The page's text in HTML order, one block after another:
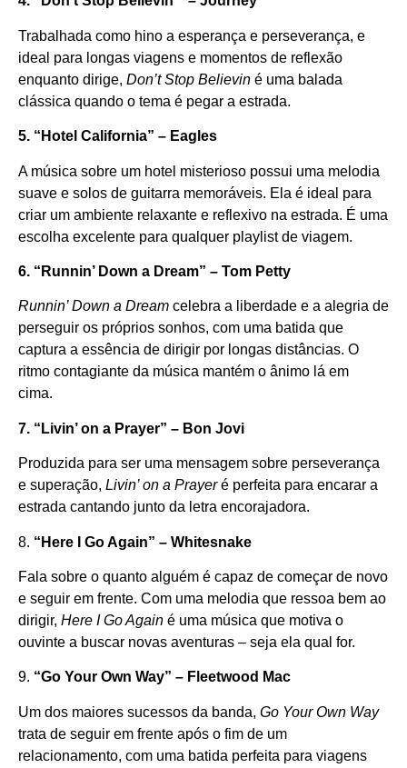
Trabalhada como hino a esperança e perseverança, e
ideal para longas viagens e momentos de reflexão
enquanto dirige, Don’t Stop Believin é uma balada
clássica quando o tema é pegar a estrada.
5. “Hotel California” – Eagles
A música sobre um hotel misterioso possui uma melodia
suave e solos de guitarra memoráveis. Ela é ideal para
criar um ambiente relaxante e reflexivo na estrada. É uma
escolha excelente para qualquer playlist de viagem.
6. “Runnin’ Down a Dream” – Tom Petty
Runnin’ Down a Dream celebra a liberdade e a alegria de
perseguir os próprios sonhos, com uma batida que
captura a essência de dirigir por longas distâncias. O
ritmo contagiante da música mantém o ânimo lá em
cima.
7. “Livin’ on a Prayer” – Bon Jovi
Produzida para ser uma mensagem sobre perseverança
e superação, Livin’ on a Prayeré perfeita para encarar a
estrada cantando junto da letra encorajadora.
8. “Here I Go Again” – Whitesnake
Fala sobre o quanto alguém é capaz de começar de novo
e seguir em frente. Com uma melodia que ressoa bem ao
dirigir, Here I Go Again é uma música que motiva o
ouvinte a buscar novas aventuras – seja ela qual for.
9. “Go Your Own Way” – Fleetwood Mac
Um dos maiores sucessos da banda, Go Your Own Way
trata de seguir em frente após o fim de um
relacionamento, com uma batida perfeita para viagens